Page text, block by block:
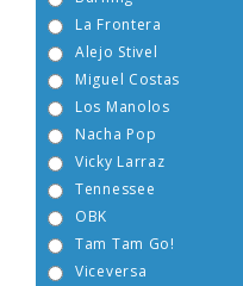
Burning
Alejo Stivel
Miguel Costas
Nacha Pop
Vicky Larraz